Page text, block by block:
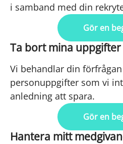
i samband med din
Gör en
Ta bort mina uppgifter
Vi behandlar din
personuppgifter som vi
anledning att spara.
Gör en
Hantera mitt